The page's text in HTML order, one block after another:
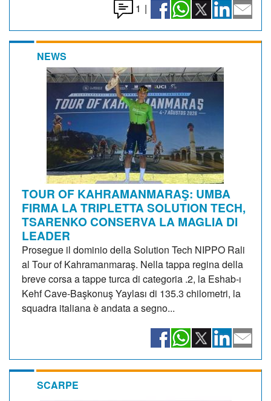
1 |
NEWS
TOUR OF KAHRAMANMARAŞ: UMBA
FIRMA LA TRIPLETTA SOLUTION TECH,
TSARENKO CONSERVA LA MAGLIA DI
LEADER
Prosegue il dominio della Solution Tech NIPPO Rali
al Tour of Kahramanmaraş. Nella tappa regina della
breve corsa a tappe turca di categoria .2, la Eshab-ı
Kehf Cave-Başkonuş Yaylası di 135.3 chilometri, la
squadra italiana è andata a segno...
SCARPE